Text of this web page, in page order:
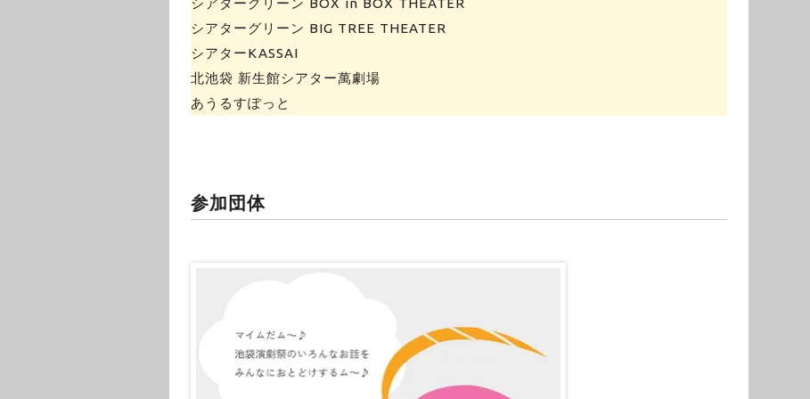
シアターグリーン BOX in BOX THEATER
シアターグリーン BIG TREE THEATER
シアターKASSAI
北池袋 新生館シアター萬劇場
あうるすぽっと
参加団体